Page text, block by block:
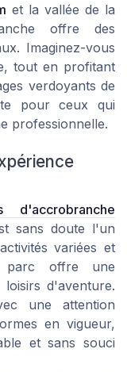
et la vallée de la
offre des
Imaginez-vous
tout en profitant
verdoyants de
pour ceux qui
professionnelle.
d'accrobranche
sans doute l'un
variées et
parc offre une
d'aventure.
une attention
en vigueur,
et sans souci